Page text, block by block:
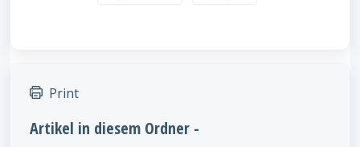
Print
Artikel in diesem Ordner -